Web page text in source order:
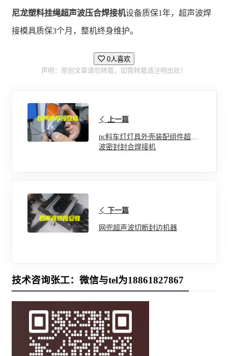
尼龙塑料挂绳超声波压合焊接机设备质保1年，超声波焊
接模具质保3个月，整机终身维护。
0人喜欢
声明：原创文章请勿转载，如需转载请注明出处！
上一篇
pc料车灯灯具外壳装配组件超声
波密封封合焊接机
下一篇
网兜超声波切断封边机器
技术咨询张工：微信与tel为18861827867